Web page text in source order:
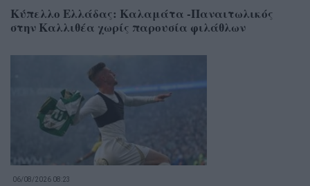
Κύπελλο Ελλάδας: Καλαμάτα -Παναιτωλικός
στην Καλλιθέα χωρίς παρουσία φιλάθλων
06/08/2026 08:23